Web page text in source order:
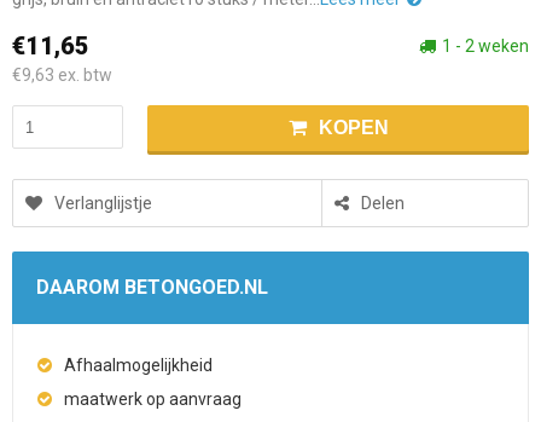
€11,65
€9,63 ex. btw
1 - 2 weken
KOPEN
Verlanglijstje Delen
DAAROM BETONGOED.NL
Afhaalmogelijkheid
maatwerk op aanvraag